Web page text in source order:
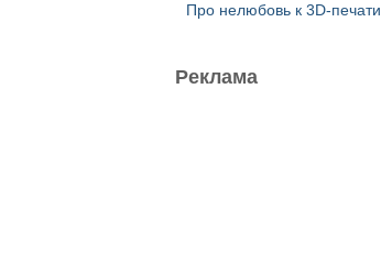
Про нелюбовь к 3D-печати
Реклама